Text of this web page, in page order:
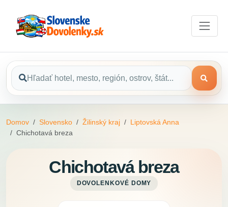
Domov Slovensko Žilinský kraj
Liptovská Anna
Chichotavá breza
Chichotavá breza
DOVOLENKOVÉ DOMY